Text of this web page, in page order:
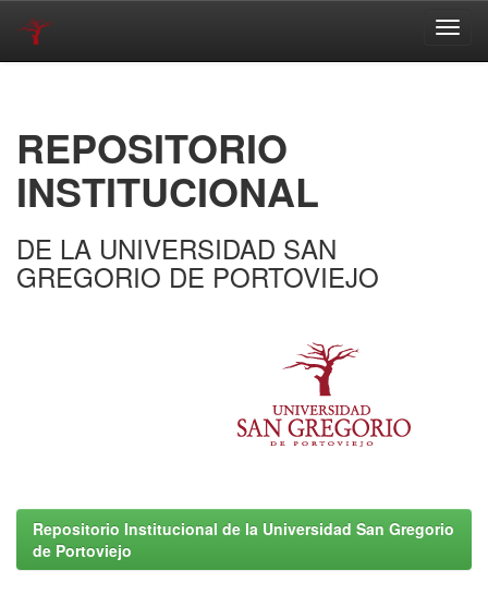
REPOSITORIO
INSTITUCIONAL
DE LA UNIVERSIDAD SAN
GREGORIO DE PORTOVIEJO
Repositorio Institucional de la Universidad San Gregorio
de Portoviejo